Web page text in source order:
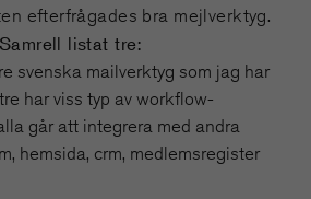
efterfrågades bra mejlverktyg.
listat tre:
svenska mailverktyg som jag har
har viss typ av workflow-
går att integrera med andra
hemsida, crm, medlemsregister